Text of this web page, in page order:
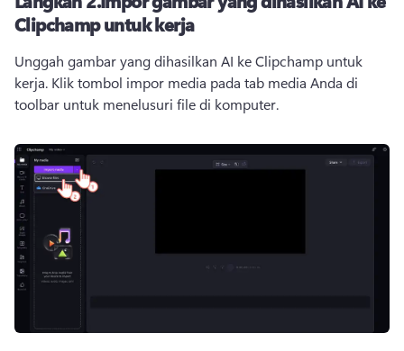
Clipchamp untuk kerja
Unggah gambar yang dihasilkan AI ke Clipchamp untuk
kerja. Klik tombol impor media pada tab media Anda di
toolbar untuk menelusuri file di komputer.